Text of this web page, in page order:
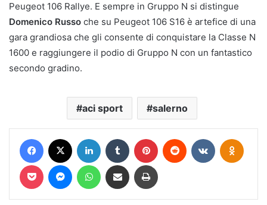
Peugeot 106 Rallye. E sempre in Gruppo N si distingue
Domenico Russo che su Peugeot 106 S16 è artefice di una
gara grandiosa che gli consente di conquistare la Classe N
1600 e raggiungere il podio di Gruppo N con un fantastico
secondo gradino.
aci sport salerno
Facebook LinkedIn Tumblr Pinterest Reddit VKontakte
Pocket MessengerWhatsAppCondividi via mail Stampa